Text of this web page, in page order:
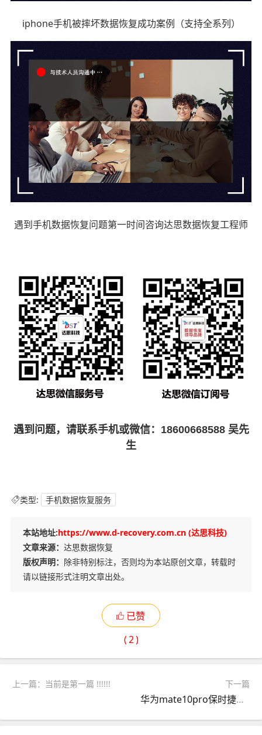
iphone手机被摔坏数据恢复成功案例（支持全系列）
遇到手机数据恢复问题第一时间咨询达思数据恢复工程师
遇到问题，请联系手机或微信：18600668588 吴先
生
类型: 手机数据恢复服务
本站地址:https://www.d-recovery.com.cn (达思科技)
文章来源： 达思数据恢复
版权声明： 除非特别标注，否则均为本站原创文章，转载时
请以链接形式注明文章出处。
已赞
(2)
上一篇：当前是第一篇 !!!!!! 下一篇
华为mate10pro保时捷版被摔坏，重要数据恢复成功案例